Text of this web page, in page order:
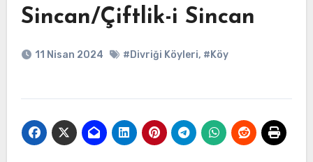
Sincan/Çiftlik-i Sincan
11 Nisan 2024 #Divriği Köyleri, #Köy